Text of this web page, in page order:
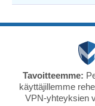
Tavoitteemme:
käyttäjillemme
VPN-yhteyksien